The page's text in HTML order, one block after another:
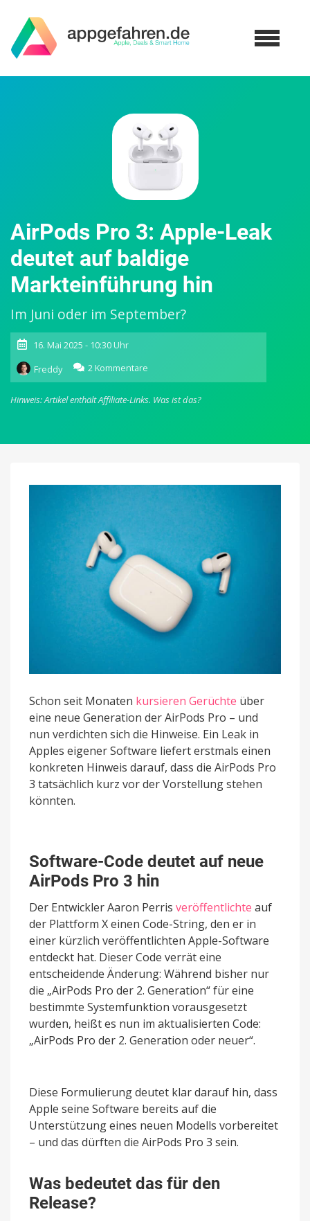
AirPods Pro 3: Apple-Leak
deutet auf baldige
Markteinführung hin
Im Juni oder im September?
16. Mai 2025 - 10:30 Uhr
Freddy
2 Kommentare
AirPods
3:
deutet
Markteinführung
hin
Hinweis: Artikel enthält Affiliate-Links. Was ist das?
Schon seit Monaten kursieren Gerüchte über
eine neue Generation der AirPods Pro – und
nun verdichten sich die Hinweise. Ein Leak in
Apples eigener Software liefert erstmals einen
konkreten Hinweis darauf, dass die AirPods Pro
3 tatsächlich kurz vor der Vorstellung stehen
könnten.
Software-Code deutet auf neue
AirPods Pro 3 hin
Der Entwickler Aaron Perris veröffentlichte auf
der Plattform X einen Code-String, den er in
einer kürzlich veröffentlichten Apple-Software
entdeckt hat. Dieser Code verrät eine
entscheidende Änderung: Während bisher nur
die „AirPods Pro der 2. Generation“ für eine
bestimmte Systemfunktion vorausgesetzt
wurden, heißt es nun im aktualisierten Code:
„AirPods Pro der 2. Generation oder neuer“.
Diese Formulierung deutet klar darauf hin, dass
Apple seine Software bereits auf die
Unterstützung eines neuen Modells vorbereitet
– und das dürften die AirPods Pro 3 sein.
Was bedeutet das für den
Release?